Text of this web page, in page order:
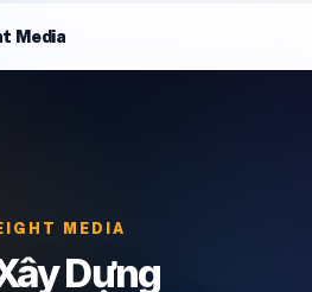
MEDIA
Dựng